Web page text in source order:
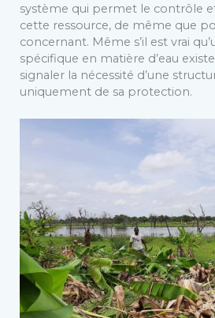
système qui permet le contrôle
cette ressource, de même que
concernant. Même s’il est vrai
spécifique en matière d’eau
signaler la nécessité d’une
uniquement de sa protection.